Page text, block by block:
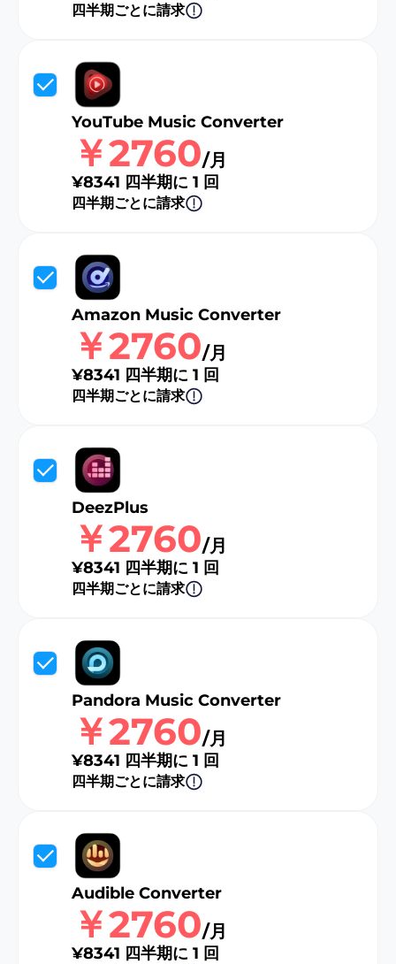
四半期ごとに請求
YouTube Music Converter
￥2760/月
¥8341 四半期に 1 回
四半期ごとに請求
Amazon Music Converter
￥2760/月
¥8341 四半期に 1 回
四半期ごとに請求
DeezPlus
￥2760/月
¥8341 四半期に 1 回
四半期ごとに請求
Pandora Music Converter
￥2760/月
¥8341 四半期に 1 回
四半期ごとに請求
Audible Converter
￥2760/月
¥8341 四半期に 1 回